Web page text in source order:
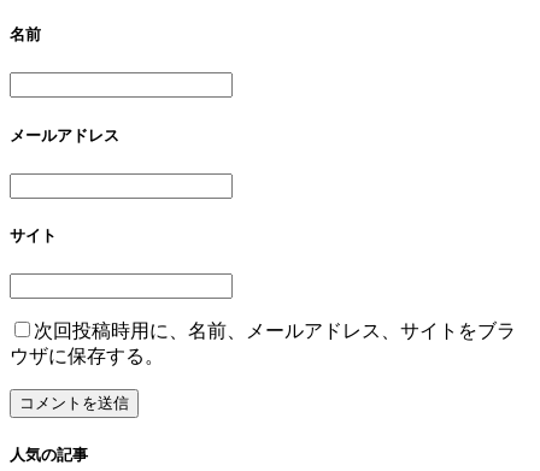
名前
メールアドレス
サイト
次回投稿時用に、名前、メールアドレス、サイトをブラ
ウザに保存する。
人気の記事